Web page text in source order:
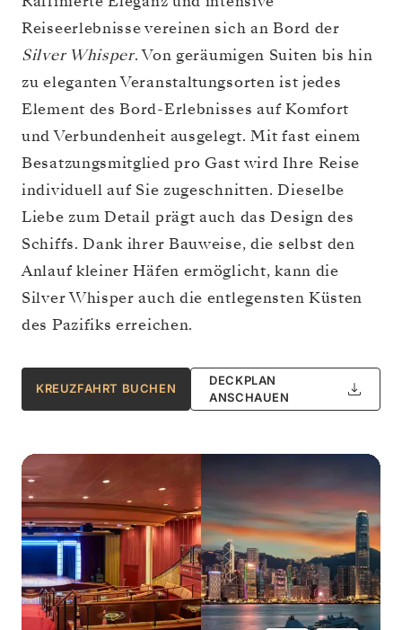
Reiseerlebnisse vereinen sich an Bord der
Silver Whisper. Von geräumigen Suiten bis hin
zu eleganten Veranstaltungsorten ist jedes
Element des Bord-Erlebnisses auf Komfort
und Verbundenheit ausgelegt. Mit fast einem
Besatzungsmitglied pro Gast wird Ihre Reise
individuell auf Sie zugeschnitten. Dieselbe
Liebe zum Detail prägt auch das Design des
Schiffs. Dank ihrer Bauweise, die selbst den
Anlauf kleiner Häfen ermöglicht, kann die
Silver Whisper auch die entlegensten Küsten
des Pazifiks erreichen.
KREUZFAHRT BUCHEN
DECKPLAN
ANSCHAUEN